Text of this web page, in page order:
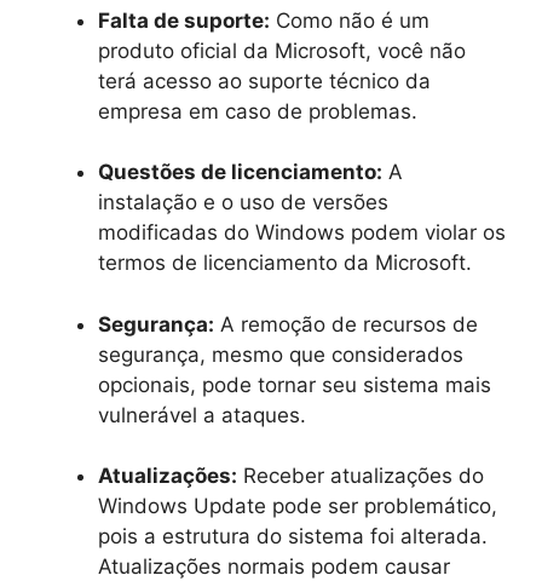
Falta de suporte: Como não é um
produto oficial da Microsoft, você não
terá acesso ao suporte técnico da
empresa em caso de problemas.
Questões de licenciamento: A
instalação e o uso de versões
modificadas do Windows podem violar os
termos de licenciamento da Microsoft.
Segurança: A remoção de recursos de
segurança, mesmo que considerados
opcionais, pode tornar seu sistema mais
vulnerável a ataques.
Atualizações: Receber atualizações do
Windows Update pode ser problemático,
pois a estrutura do sistema foi alterada.
Atualizações normais podem causar